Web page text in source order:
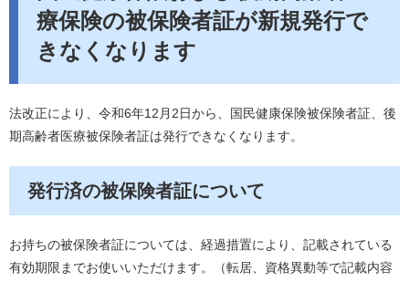
療保険の被保険者証が新規発行で
きなくなります
法改正により、令和6年12月2日から、国民健康保険被保険者証、後
期高齢者医療被保険者証は発行できなくなります。
発行済の被保険者証について
お持ちの被保険者証については、経過措置により、記載されている
有効期限までお使いいただけます。（転居、資格異動等で記載内容